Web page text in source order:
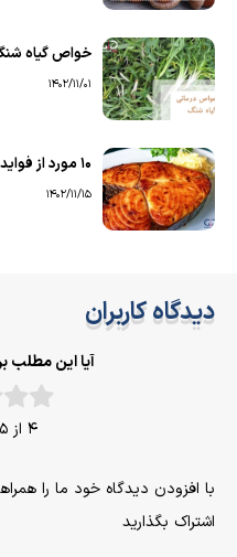
خواص گیاه
1402/11/01
۱۰ مورد از فواید مصرف ماهی شیر جنوب
1402/11/15
دیدگاه کاربران
آیا این مطلب
4 از 5 (8 نظر)
با افزودن دیدگاه خود ما را
اشتراک بگذارید